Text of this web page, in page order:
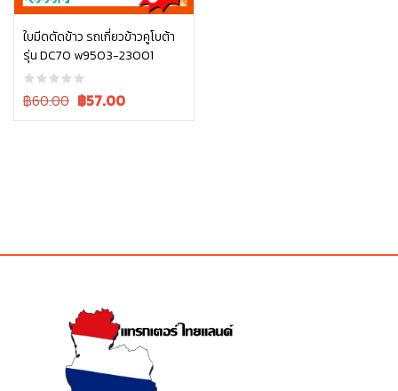
ใบมีดตัดข้าว รถเกี่ยวข้าวคูโบต้า
รุ่น DC70 w9503-23001
Original
฿60.00 Current
฿57.00
หยิบใส่ตะกร้า